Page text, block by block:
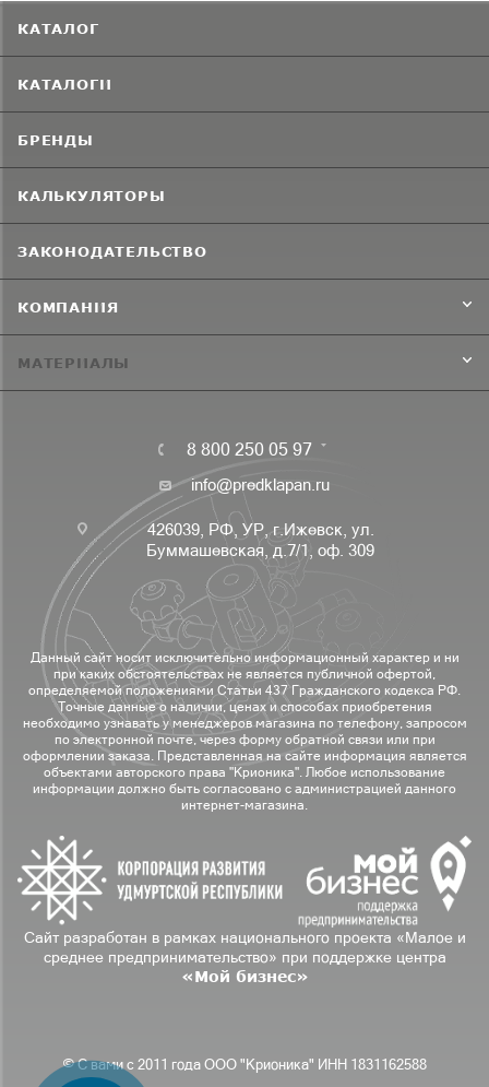
КАТАЛОГ
КАТАЛОГИ
БРЕНДЫ
КАЛЬКУЛЯТОРЫ
ЗАКОНОДАТЕЛЬСТВО
КОМПАНИЯ
МАТЕРИАЛЫ
8 800 250 05 97
info@predklapan.ru
426039, РФ, УР, г.Ижевск, ул.
Буммашевская, д.7/1, оф. 309
Данный сайт носит исключительно информационный характер и ни
при каких обстоятельствах не является публичной офертой,
определяемой положениями Статьи 437 Гражданского кодекса РФ.
Точные данные о наличии, ценах и способах приобретения
необходимо узнавать у менеджеров магазина по телефону, запросом
по электронной почте, через форму обратной связи или при
оформлении заказа. Представленная на сайте информация является
объектами авторского права "Крионика". Любое использование
информации должно быть согласовано с администрацией данного
интернет-магазина.
Сайт разработан в рамках национального проекта «Малое и
среднее предпринимательство» при поддержке центра
«Мой бизнес»
© С вами с 2011 года ООО "Крионика" ИНН 1831162588